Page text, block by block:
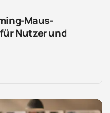
Maus-
Nutzer und